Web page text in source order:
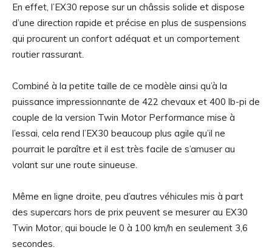
En effet, l’EX30 repose sur un châssis solide et dispose
d’une direction rapide et précise en plus de suspensions
qui procurent un confort adéquat et un comportement
routier rassurant.
Combiné à la petite taille de ce modèle ainsi qu’à la
puissance impressionnante de 422 chevaux et 400 lb-pi de
couple de la version Twin Motor Performance mise à
l’essai, cela rend l’EX30 beaucoup plus agile qu’il ne
pourrait le paraître et il est très facile de s’amuser au
volant sur une route sinueuse.
Même en ligne droite, peu d’autres véhicules mis à part
des supercars hors de prix peuvent se mesurer au EX30
Twin Motor, qui boucle le 0 à 100 km/h en seulement 3,6
secondes.